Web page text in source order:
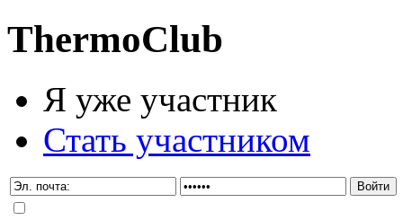
ThermoClub
Я уже участник
Стать участником